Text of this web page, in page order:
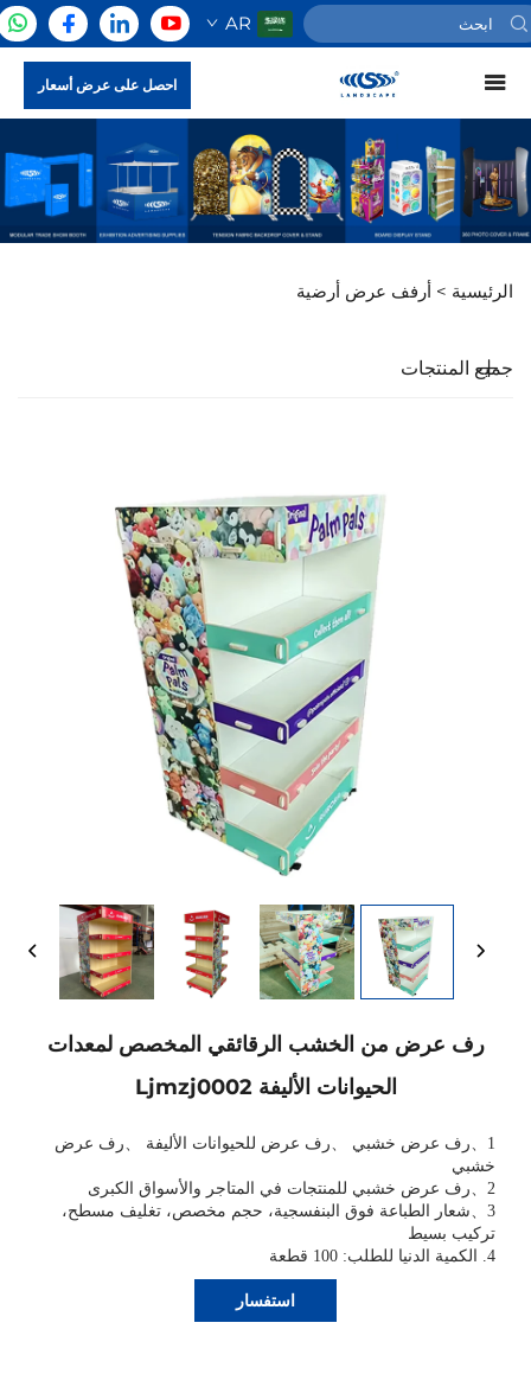
AR
احصل على عرض أسعار
الرئيسية > أرفف عرض أرضية
جميع المنتجات
رف عرض من الخشب الرقائقي المخصص لمعدات
الحيوانات الأليفة Ljmzj0002
、 رف عرض خشبي、 رف عرض للحيوانات الأليفة、
رف عرض
خشبي
、
رف عرض خشبي للمنتجات في المتاجر والأسواق الكبرى
、
شعار الطباعة فوق البنفسجية، حجم مخصص، تغليف مسطح،
تركيب بسيط
استفسار